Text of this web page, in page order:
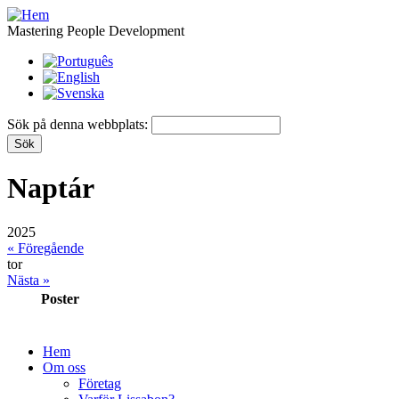
Mastering People Development
Sök på denna webbplats:
Naptár
2025
« Föregående
tor
Nästa »
Poster
Hem
Om oss
Företag